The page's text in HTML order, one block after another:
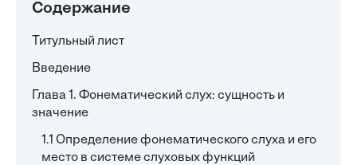
Содержание
Титульный лист
Введение
Глава 1. Фонематический слух: сущность и
значение
1.1 Определение фонематического слуха и его
место в системе слуховых функций